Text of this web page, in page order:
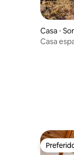
Casa ⋅
Casa